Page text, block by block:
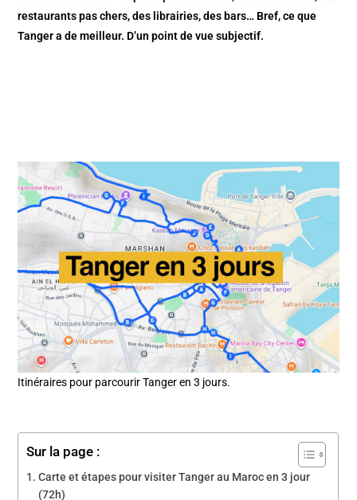
restaurants pas chers, des librairies, des bars… Bref, ce que
Tanger a de meilleur. D’un point de vue subjectif.
Itinéraires pour parcourir Tanger en 3 jours.
Sur la page :
Carte et étapes pour visiter Tanger au Maroc en 3 jour
(72h)